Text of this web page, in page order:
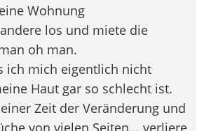
Wohnung
los und miete die
oh man.
ich mich eigentlich nicht
Haut gar so schlecht ist.
Zeit der Veränderung und
von vielen Seiten... verliere